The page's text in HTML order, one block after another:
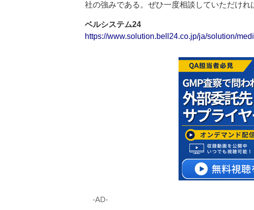
社の強みである。ぜひ一度相談していただけれ
ベルシステム24
https://www.solution.bell24.co.jp/ja/solution/
‐AD‐